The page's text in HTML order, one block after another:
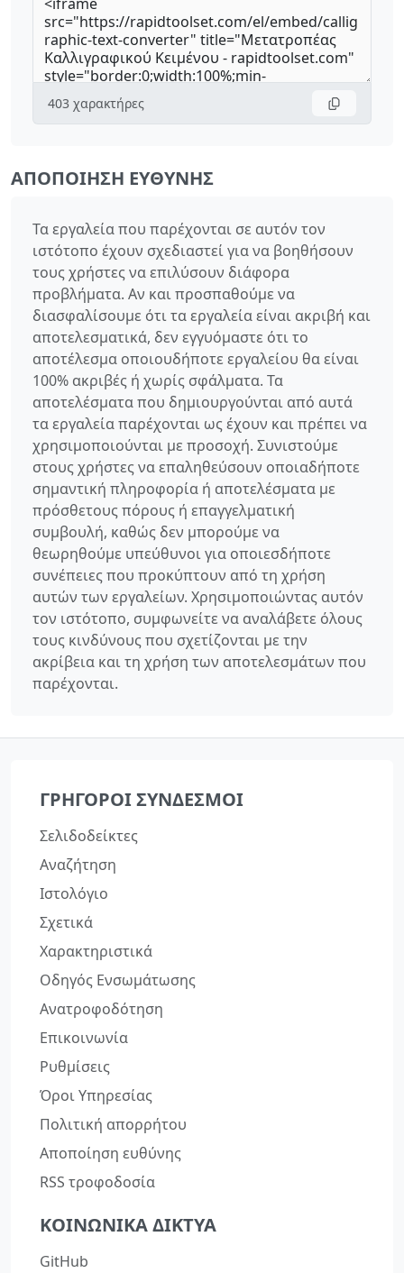
403 χαρακτήρες
ΑΠΟΠΟΊΗΣΗ ΕΥΘΎΝΗΣ
Τα εργαλεία που παρέχονται σε αυτόν τον
ιστότοπο έχουν σχεδιαστεί για να βοηθήσουν
τους χρήστες να επιλύσουν διάφορα
προβλήματα. Αν και προσπαθούμε να
διασφαλίσουμε ότι τα εργαλεία είναι ακριβή και
αποτελεσματικά, δεν εγγυόμαστε ότι το
αποτέλεσμα οποιουδήποτε εργαλείου θα είναι
100% ακριβές ή χωρίς σφάλματα. Τα
αποτελέσματα που δημιουργούνται από αυτά
τα εργαλεία παρέχονται ως έχουν και πρέπει να
χρησιμοποιούνται με προσοχή. Συνιστούμε
στους χρήστες να επαληθεύσουν οποιαδήποτε
σημαντική πληροφορία ή αποτελέσματα με
πρόσθετους πόρους ή επαγγελματική
συμβουλή, καθώς δεν μπορούμε να
θεωρηθούμε υπεύθυνοι για οποιεσδήποτε
συνέπειες που προκύπτουν από τη χρήση
αυτών των εργαλείων. Χρησιμοποιώντας αυτόν
τον ιστότοπο, συμφωνείτε να αναλάβετε όλους
τους κινδύνους που σχετίζονται με την
ακρίβεια και τη χρήση των αποτελεσμάτων που
παρέχονται.
ΓΡΉΓΟΡΟΙ ΣΎΝΔΕΣΜΟΙ
Σελιδοδείκτες
Αναζήτηση
Ιστολόγιο
Σχετικά
Χαρακτηριστικά
Οδηγός Ενσωμάτωσης
Ανατροφοδότηση
Επικοινωνία
Ρυθμίσεις
Όροι Υπηρεσίας
Πολιτική απορρήτου
Αποποίηση ευθύνης
RSS τροφοδοσία
ΚΟΙΝΩΝΙΚΆ ΔΊΚΤΥΑ
GitHub